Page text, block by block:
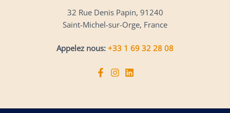
32 Rue Denis Papin, 91240
Saint-Michel-sur-Orge, France
Appelez nous: +33 1 69 32 28 08